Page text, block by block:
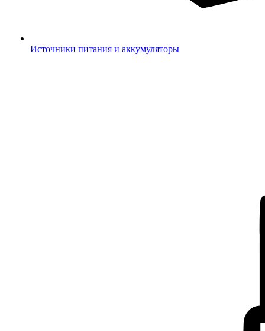
Источники питания и аккумуляторы